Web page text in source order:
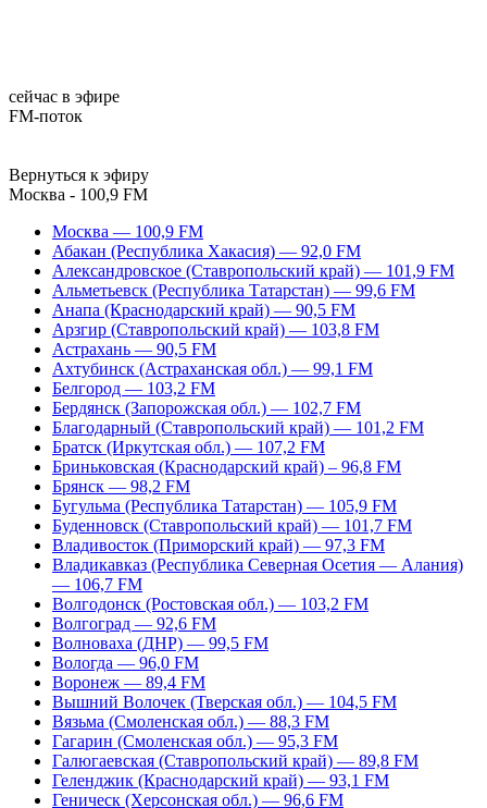
сейчас в эфире
FM-поток
Вернуться к эфиру
Москва - 100,9 FM
Москва — 100,9 FM
Абакан (Республика Хакасия) — 92,0 FM
Александровское (Ставропольский край) — 101,9 FM
Альметьевск (Республика Татарстан) — 99,6 FM
Анапа (Краснодарский край) — 90,5 FM
Арзгир (Ставропольский край) — 103,8 FM
Астрахань — 90,5 FM
Ахтубинск (Астраханская обл.) — 99,1 FM
Белгород — 103,2 FM
Бердянск (Запорожская обл.) — 102,7 FM
Благодарный (Ставропольский край) — 101,2 FM
Братск (Иркутская обл.) — 107,2 FM
Бриньковская (Краснодарский край) – 96,8 FM
Брянск — 98,2 FM
Бугульма (Республика Татарстан) — 105,9 FM
Буденновск (Ставропольский край) — 101,7 FM
Владивосток (Приморский край) — 97,3 FM
Владикавказ (Республика Северная Осетия — Алания)
— 106,7 FM
Волгодонск (Ростовская обл.) — 103,2 FM
Волгоград — 92,6 FM
Волноваха (ДНР) — 99,5 FM
Вологда — 96,0 FM
Воронеж — 89,4 FM
Вышний Волочек (Тверская обл.) — 104,5 FM
Вязьма (Смоленская обл.) — 88,3 FM
Гагарин (Смоленская обл.) — 95,3 FM
Галюгаевская (Ставропольский край) — 89,8 FM
Геленджик (Краснодарский край) — 93,1 FM
Геническ (Херсонская обл.) — 96,6 FM